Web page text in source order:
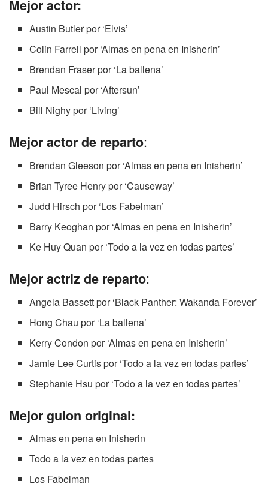
Mejor actor:
Austin Butler por ‘Elvis’
Colin Farrell por ‘Almas en pena en Inisherin’
Brendan Fraser por ‘La ballena’
Paul Mescal por ‘Aftersun’
Bill Nighy por ‘Living’
Mejor actor de reparto:
Brendan Gleeson por ‘Almas en pena en Inisherin’
Brian Tyree Henry por ‘Causeway’
Judd Hirsch por ‘Los Fabelman’
Barry Keoghan por ‘Almas en pena en Inisherin’
Ke Huy Quan por ‘Todo a la vez en todas partes’
Mejor actriz de reparto:
Angela Bassett por ‘Black Panther: Wakanda Forever’
Hong Chau por ‘La ballena’
Kerry Condon por ‘Almas en pena en Inisherin’
Jamie Lee Curtis por ‘Todo a la vez en todas partes’
Stephanie Hsu por ‘Todo a la vez en todas partes’
Mejor guion original:
Almas en pena en Inisherin
Todo a la vez en todas partes
Los Fabelman